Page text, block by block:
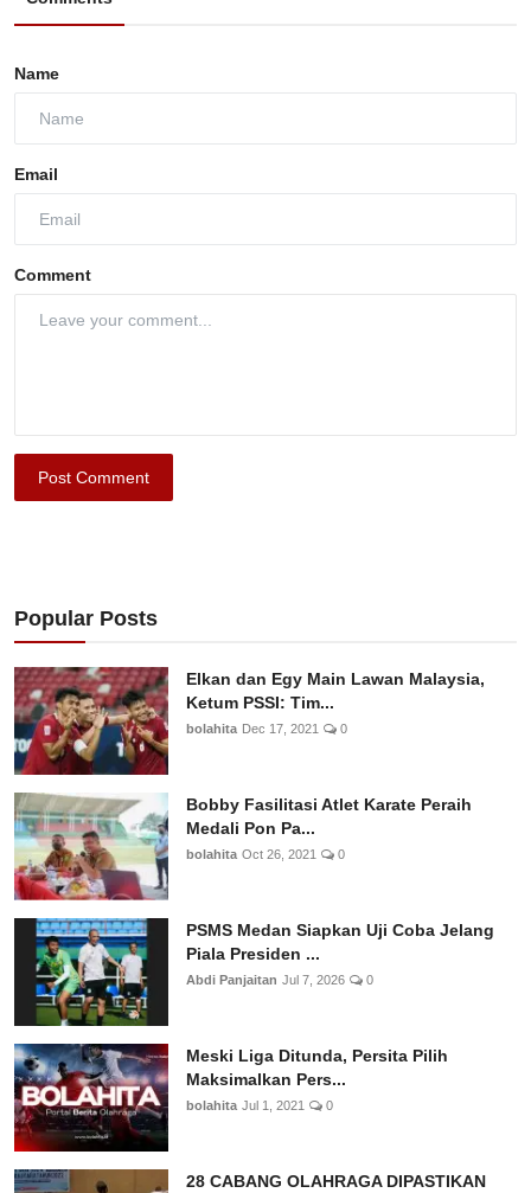
Name
Email
Comment
Post Comment
Popular Posts
Elkan dan Egy Main Lawan Malaysia,
Ketum PSSI: Tim...
bolahita Dec 17, 2021 0
Bobby Fasilitasi Atlet Karate Peraih
Medali Pon Pa...
bolahita Oct 26, 2021 0
PSMS Medan Siapkan Uji Coba Jelang
Piala Presiden ...
Abdi Panjaitan Jul 7, 2026 0
Meski Liga Ditunda, Persita Pilih
Maksimalkan Pers...
bolahita Jul 1, 2021 0
28 CABANG OLAHRAGA DIPASTIKAN